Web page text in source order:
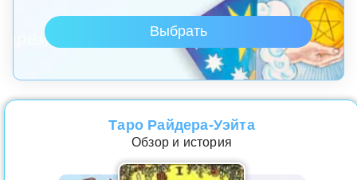
Таро Райдера-Уэйта
Обзор и история